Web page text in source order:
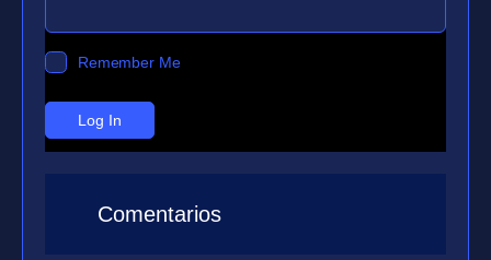
Remember Me
Comentarios